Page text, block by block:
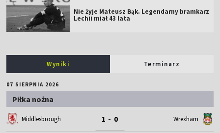
Nie żyje Mateusz Bąk. Legendarny bramkarz
Lechii miał 43 lata
Wyniki Terminarz
07 SIERPNIA 2026
Piłka nożna
Middlesbrough 1 - 0 Wrexham